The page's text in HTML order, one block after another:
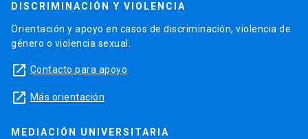
DISCRIMINACIÓN Y VIOLENCIA
Orientación y apoyo en casos de discriminación, violencia de
género o violencia sexual.
launch Contacto para apoyo
launch Más orientación
MEDIACIÓN UNIVERSITARIA